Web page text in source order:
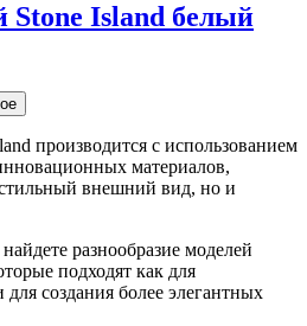
Stone Island белый
производится с использованием
материалов,
внешний вид, но и
разнообразие моделей
подходят как для
создания более элегантных